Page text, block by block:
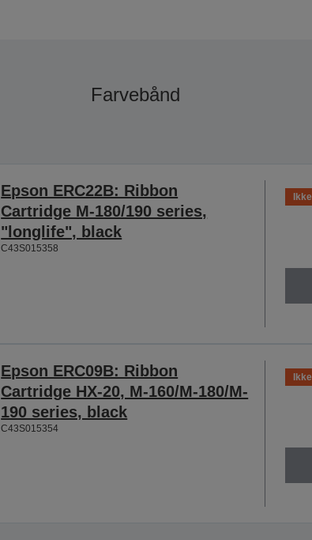
Farvebånd
Epson ERC22B: Ribbon
Cartridge M-180/190 series,
"longlife", black
C43S015358
Epson ERC09B: Ribbon
Cartridge HX-20, M-160/M-180/M-
190 series, black
C43S015354